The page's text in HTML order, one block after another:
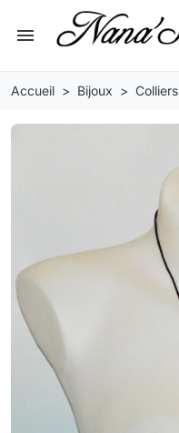
menu
Accueil Bijoux Colliers